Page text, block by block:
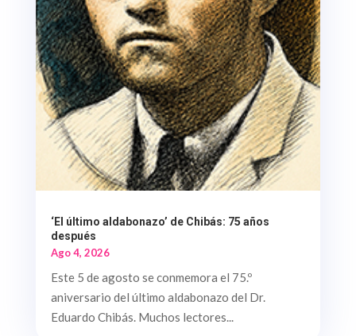
‘El último aldabonazo’ de Chibás: 75 años
después
Ago 4, 2026
Este 5 de agosto se conmemora el 75.º
aniversario del último aldabonazo del Dr.
Eduardo Chibás. Muchos lectores...